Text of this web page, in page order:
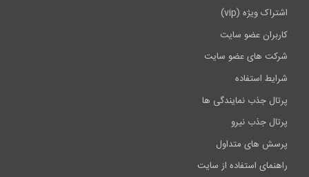
اشتراک ویژه (vip)
کاربران عضو سایت
شرکت های عضو سایت
شرایط استفاده
پرتال جذب نمایندگی ها
پرتال جذب نیرو
پرسش های متداول
راهنمای استفاده از سایت